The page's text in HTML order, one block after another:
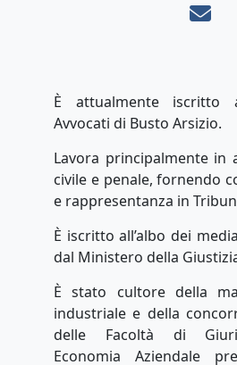
È attualmente iscritto
Avvocati di Busto Arsizio.
Lavora principalmente
civile e penale, fornendo
e rappresentanza in
È iscritto all’albo dei
dal Ministero della
È stato cultore della
industriale e della
delle Facoltà di
Economia Aziendale